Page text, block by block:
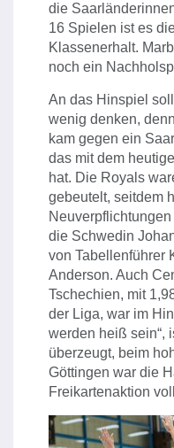
die
16 Spielen ist es
Klassenerhalt.
noch ein
An das Hinspiel
wenig denken,
kam gegen ein
das mit dem
hat. Die Royals
gebeutelt, seitdem
die Schwedin
von Tabellenführer
Anderson. Auch
Tschechien, mit
der Liga, war im
werden heiß sein“,
überzeugt, beim
Göttingen war die
Freikartenaktion